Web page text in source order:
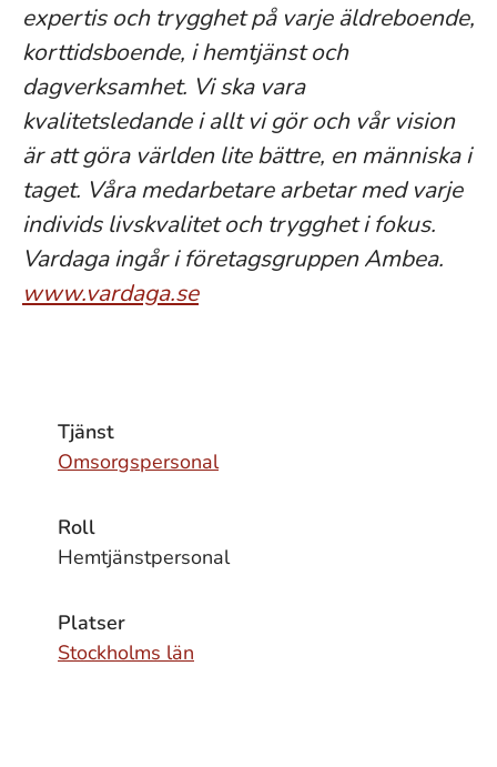
expertis och trygghet på varje äldreboende,
korttidsboende, i hemtjänst och
dagverksamhet. Vi ska vara
kvalitetsledande i allt vi gör och vår vision
är att göra världen lite bättre, en människa i
taget. Våra medarbetare arbetar med varje
individs livskvalitet och trygghet i fokus.
Vardaga ingår i företagsgruppen Ambea.
www.vardaga.se
Tjänst
Omsorgspersonal
Roll
Hemtjänstpersonal
Platser
Stockholms län